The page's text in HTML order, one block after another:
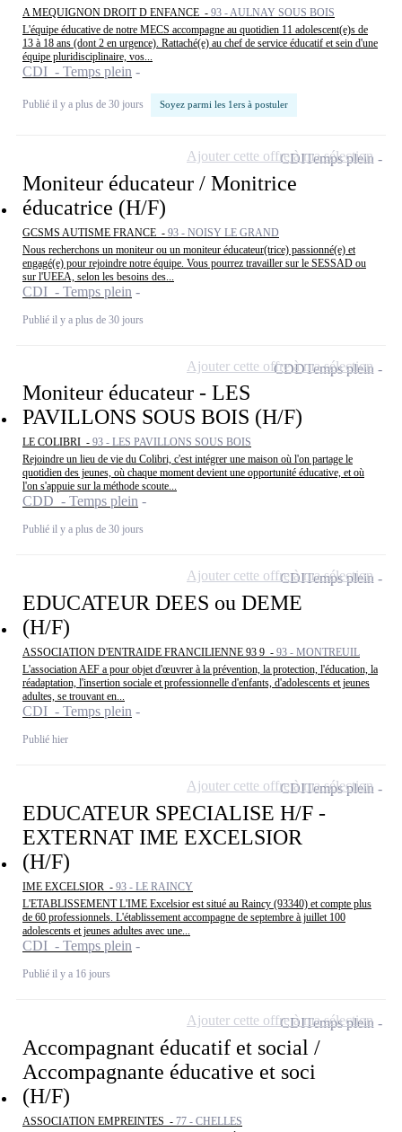
A MEQUIGNON DROIT D ENFANCE - 93 - AULNAY SOUS BOIS
L'équipe éducative de notre MECS accompagne au quotidien 11 adolescent(e)s de
13 à 18 ans (dont 2 en urgence). Rattaché(e) au chef de service éducatif et sein d'une
équipe pluridisciplinaire, vos...
CDI - Temps plein
Publié il y a plus de 30 jours Soyez parmi les 1ers à postuler
Moniteur éducateur / Monitrice
éducatrice (H/F)
GCSMS AUTISME FRANCE - 93 - NOISY LE GRAND
Nous recherchons un moniteur ou un moniteur éducateur(trice) passionné(e) et
engagé(e) pour rejoindre notre équipe. Vous pourrez travailler sur le SESSAD ou
sur l'UEEA, selon les besoins des...
CDI - Temps plein
Publié il y a plus de 30 jours
CDITemps plein
Ajouter cette offre à ma sélection
Moniteur éducateur - LES
PAVILLONS SOUS BOIS (H/F)
LE COLIBRI - 93 - LES PAVILLONS SOUS BOIS
Rejoindre un lieu de vie du Colibri, c'est intégrer une maison où l'on partage le
quotidien des jeunes, où chaque moment devient une opportunité éducative, et où
l'on s'appuie sur la méthode scoute...
CDD - Temps plein
Publié il y a plus de 30 jours
CDDTemps plein
Ajouter cette offre à ma sélection
EDUCATEUR DEES ou DEME
(H/F)
ASSOCIATION D'ENTRAIDE FRANCILIENNE 93 9 - 93 - MONTREUIL
L'association AEF a pour objet d'œuvrer à la prévention, la protection, l'éducation, la
réadaptation, l'insertion sociale et professionnelle d'enfants, d'adolescents et jeunes
adultes, se trouvant en...
CDI - Temps plein
Publié hier
CDITemps plein
Ajouter cette offre à ma sélection
EDUCATEUR SPECIALISE H/F -
EXTERNAT IME EXCELSIOR
(H/F)
IME EXCELSIOR - 93 - LE RAINCY
L'ETABLISSEMENT L'IME Excelsior est situé au Raincy (93340) et compte plus
de 60 professionnels. L'établissement accompagne de septembre à juillet 100
adolescents et jeunes adultes avec une...
CDI - Temps plein
Publié il y a 16 jours
CDITemps plein
Ajouter cette offre à ma sélection
Accompagnant éducatif et social /
Accompagnante éducative et soci
(H/F)
ASSOCIATION EMPREINTES - 77 - CHELLES
CDITemps plein
Ajouter cette offre à ma sélection